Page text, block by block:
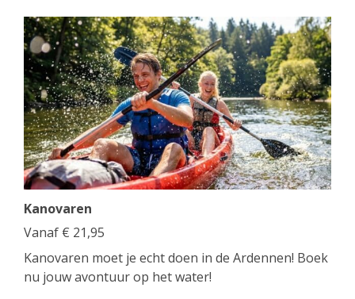
Kanovaren
Vanaf € 21,95
Kanovaren moet je echt doen in de Ardennen! Boek
nu jouw avontuur op het water!